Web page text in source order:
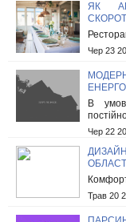
ЯК
Чер 23
В
Чер 22
Трав 20